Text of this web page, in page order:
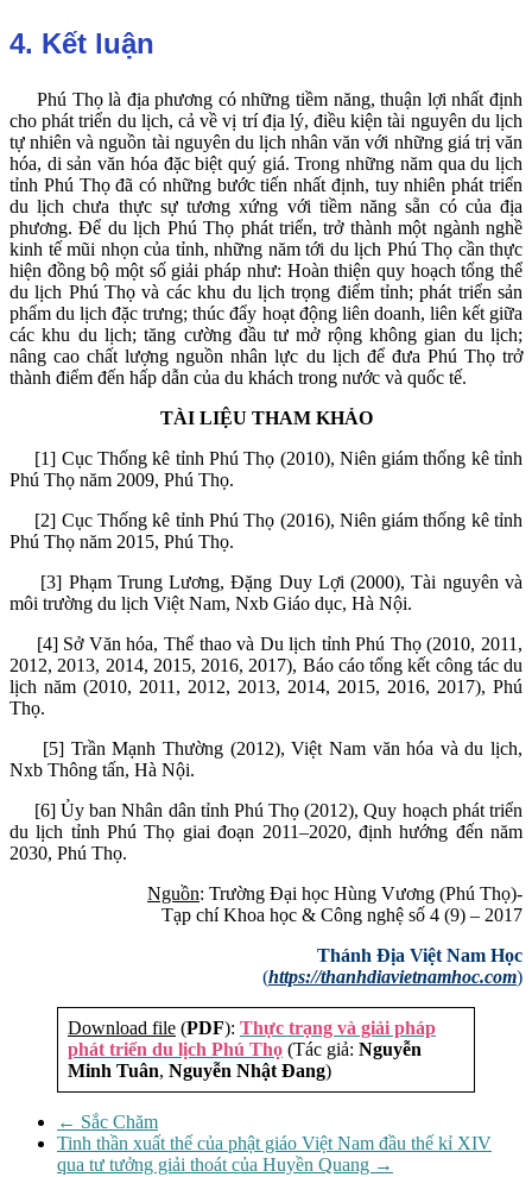
4. Kết luận
Phú Thọ là địa phương có những tiềm năng, thuận lợi nhất định
cho phát triển du lịch, cả về vị trí địa lý, điều kiện tài nguyên du lịch
tự nhiên và nguồn tài nguyên du lịchnhân văn với những giá trị văn
hóa, di sản văn hóa đặc biệt quý giá. Trong những năm qua du lịch
tỉnh Phú Thọ đã có những bước tiến nhất định, tuy nhiên phát triển
du lịch chưa thực sự tương xứng với tiềm năng sẵn có của địa
phương. Để du lịch Phú Thọ phát triển, trở thành một ngành nghề
kinh tế mũi nhọn của tỉnh, những năm tới du lịch Phú Thọ cần thực
hiện đồng bộ một số giải pháp như: Hoàn thiện quy hoạch tổng thể
du lịch Phú Thọ và các khu du lịch trọng điểm tỉnh; phát triển sản
phẩm du lịch đặc trưng; thúc đẩy hoạt động liên doanh, liên kết giữa
các khu du lịch; tăng cường đầu tư mở rộng không gian du lịch;
nâng cao chất lượng nguồn nhân lực du lịch để đưa Phú Thọ trở
thành điểm đến hấp dẫn của du khách trong nước và quốc tế.
TÀI LIỆU THAM KHẢO
[1] Cục Thống kê tỉnh Phú Thọ (2010), Niên giám thống kê tỉnh
Phú Thọ năm 2009, Phú Thọ.
[2] Cục Thống kê tỉnh Phú Thọ (2016), Niên giám thống kê tỉnh
Phú Thọ năm 2015, Phú Thọ.
[3] Phạm Trung Lương, Đặng Duy Lợi (2000),Tài nguyên và
môi trường du lịch Việt Nam, Nxb Giáo dục, Hà Nội.
[4] Sở Văn hóa, Thể thao và Du lịch tỉnh Phú Thọ (2010, 2011,
2012, 2013, 2014, 2015, 2016, 2017), Báo cáo tổng kết công tác du
lịch năm (2010, 2011, 2012, 2013, 2014, 2015, 2016, 2017), Phú
Thọ.
[5] Trần Mạnh Thường (2012),Việt Nam văn hóa và du lịch,
Nxb Thông tấn, Hà Nội.
[6] Ủy ban Nhân dân tỉnh Phú Thọ (2012),Quy hoạch phát triển
du lịch tỉnh Phú Thọ giai đoạn 2011–2020, định hướng đến năm
2030, Phú Thọ.
Nguồn: Trường Đại học Hùng Vương (Phú Thọ)-
Tạp chí Khoa học & Công nghệ số 4 (9) – 2017
Thánh Địa Việt Nam Học
(https://thanhdiavietnamhoc.com)
Download file (PDF): Thực trạng và giải pháp
phát triển du lịch Phú Thọ (Tác giả: Nguyễn
Minh Tuân, Nguyễn Nhật Đang)
← Sắc Chăm
Tinh thần xuất thế của phật giáo Việt Nam đầu thế kỉ XIV
qua tư tưởng giải thoát của Huyền Quang →